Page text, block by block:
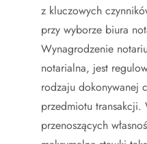
z kluczowych
przy wyborze biura
Wynagrodzenie
notarialna, jest
rodzaju dokonywanej
przedmiotu
przenoszących